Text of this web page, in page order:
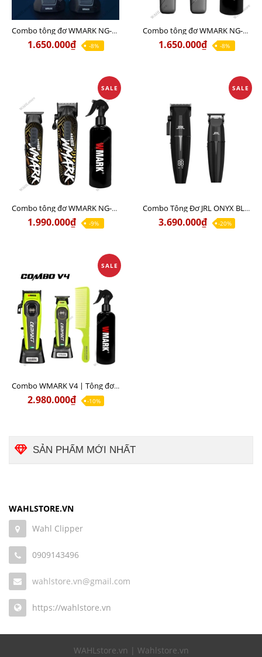
Combo tông đơ WMARK NG-8613KIT Pink Chính Hãng | Tông đơ cắt + Tông viền
1.650.000₫ -8%
Combo tông đơ WMARK NG-8613KIT Gray Chính Hãng | Tông đơ cắt + Tông viền
1.650.000₫ -8%
SALE
Combo tông đơ WMARK NG-8631KIT Chính Hãng | Tông đơ cắt + Tông viền
1.990.000₫ -9%
SALE
Combo Tông Đơ JRL ONYX BLACK Chính Hãng USA Siêu Êm Động Cơ Mạnh
3.690.000₫ -20%
SALE
Combo WMARK V4 | Tông đơ pin NG-V4 + Tông viền NG-VT4
2.980.000₫ -10%
SẢN PHẨM MỚI NHẤT
WAHLSTORE.VN
Wahl Clipper
0909143496
wahlstore.vn@gmail.com
https://wahlstore.vn
WAHLstore.vn | Wahlstore.vn